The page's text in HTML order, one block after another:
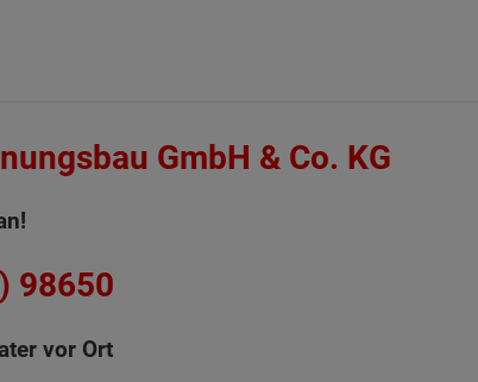
GmbH & Co. KG
98650
vor Ort